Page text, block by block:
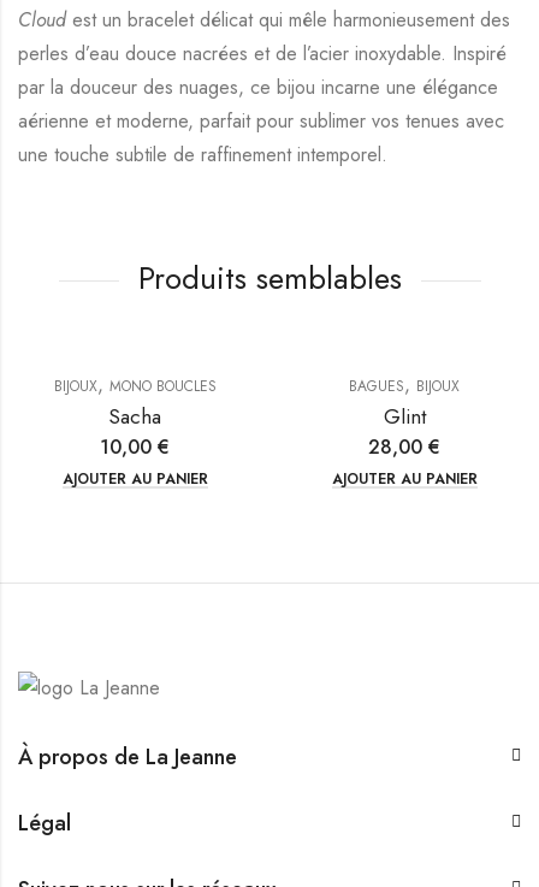
Cloudest un bracelet délicat qui mêle harmonieusement des
perles d’eau douce nacrées et de l’acier inoxydable. Inspiré
par la douceur des nuages, ce bijou incarne une élégance
aérienne et moderne, parfait pour sublimer vos tenues avec
une touche subtile de raffinement intemporel.
Produits semblables
BIJOUX, MONO BOUCLES
Sacha
10,00 €
AJOUTER AU PANIER
BAGUES, BIJOUX
Glint
28,00 €
AJOUTER AU PANIER
À propos de La Jeanne
Légal